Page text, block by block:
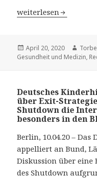
Corona: Bund
weiterlesen
Veröffentlicht
am
April 20, 2020 Autor
Gesundheit und Medizin,
Deutsches
über Exit-
Shutdown die
besonders in den
Berlin, 10.04.20 –
appelliert an Bund,
Diskussion über eine
des Shutdown